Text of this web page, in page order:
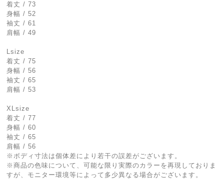
着丈 / 73
身幅 / 52
袖丈 / 61
肩幅 / 49
Lsize
着丈 / 75
身幅 / 56
袖丈 / 65
肩幅 / 53
XLsize
着丈 / 77
身幅 / 60
袖丈 / 65
肩幅 / 56
※ボディ寸法は個体差により若干の誤差がございます。
※商品の色味について、可能な限り実際のカラーを再現しておりま
すが、モニター環境等によって多少異なる場合がございます。